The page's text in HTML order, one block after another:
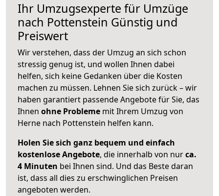
Ihr Umzugsexperte für Umzüge
nach Pottenstein Günstig und
Preiswert
Wir verstehen, dass der Umzug an sich schon
stressig genug ist, und wollen Ihnen dabei
helfen, sich keine Gedanken über die Kosten
machen zu müssen. Lehnen Sie sich zurück – wir
haben garantiert passende Angebote für Sie, das
Ihnen ohne Probleme mit Ihrem Umzug von
Herne nach Pottenstein helfen kann.
Holen Sie sich ganz bequem und einfach
kostenlose Angebote, die innerhalb von nurca.
4 Minuten bei Ihnen sind. Und das Beste daran
ist, dass all dies zu erschwinglichen Preisen
angeboten werden.